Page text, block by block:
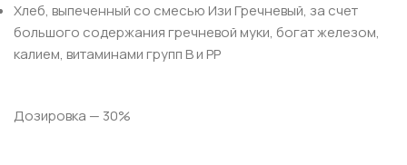
Хлеб, выпеченный со смесью Изи Гречневый, за счет
большого содержания гречневой муки, богат железом,
калием, витаминами групп В и РР
Дозировка — 30%